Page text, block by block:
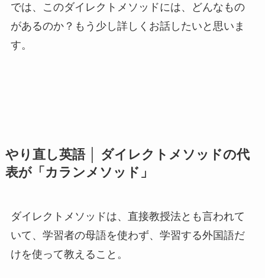
では、このダイレクトメソッドには、どんなもの
があるのか？もう少し詳しくお話したいと思いま
す。
やり直し英語 │ ダイレクトメソッドの代
表が「カランメソッド」
ダイレクトメソッドは、直接教授法とも言われて
いて、学習者の母語を使わず、学習する外国語だ
けを使って教えること。